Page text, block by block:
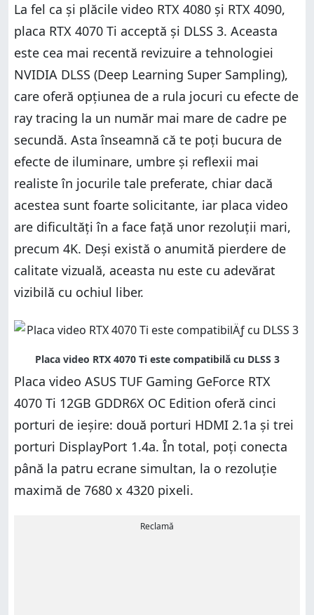
La fel ca și plăcile video RTX 4080 și RTX 4090,
placa RTX 4070 Ti acceptă și DLSS 3. Aceasta
este cea mai recentă revizuire a tehnologiei
NVIDIA DLSS (Deep Learning Super Sampling),
care oferă opțiunea de a rula jocuri cu efecte de
ray tracing la un număr mai mare de cadre pe
secundă. Asta înseamnă că te poți bucura de
efecte de iluminare, umbre și reflexii mai
realiste în jocurile tale preferate, chiar dacă
acestea sunt foarte solicitante, iar placa video
are dificultăți în a face față unor rezoluții mari,
precum 4K. Deși există o anumită pierdere de
calitate vizuală, aceasta nu este cu adevărat
vizibilă cu ochiul liber.
Placa video ASUS TUF Gaming GeForce RTX
4070 Ti 12GB GDDR6X OC Edition oferă cinci
porturi de ieșire: două porturi HDMI 2.1a și trei
porturi DisplayPort 1.4a. În total, poți conecta
până la patru ecrane simultan, la o rezoluție
maximă de 7680 x 4320 pixeli.
Reclamă